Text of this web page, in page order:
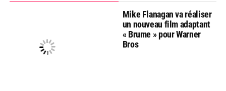
Mike Flanagan va réaliser
un nouveau film adaptant
« Brume » pour Warner
Bros